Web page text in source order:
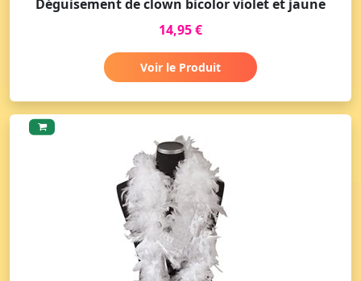
Déguisement de clown bicolor violet et jaune
14,95 €
Voir le Produit